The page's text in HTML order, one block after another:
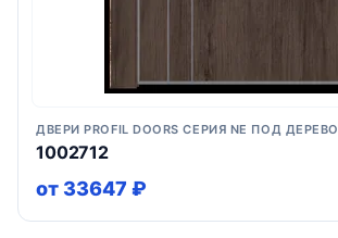
ДВЕРИ PROFIL DOORS СЕРИЯ NE ПОД ДЕРЕВО
1002712
от 33647 ₽